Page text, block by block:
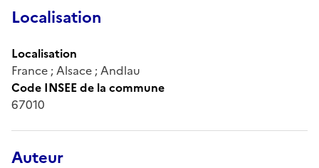
Localisation
Localisation
France ; Alsace ; Andlau
Code INSEE de la commune
67010
Auteur